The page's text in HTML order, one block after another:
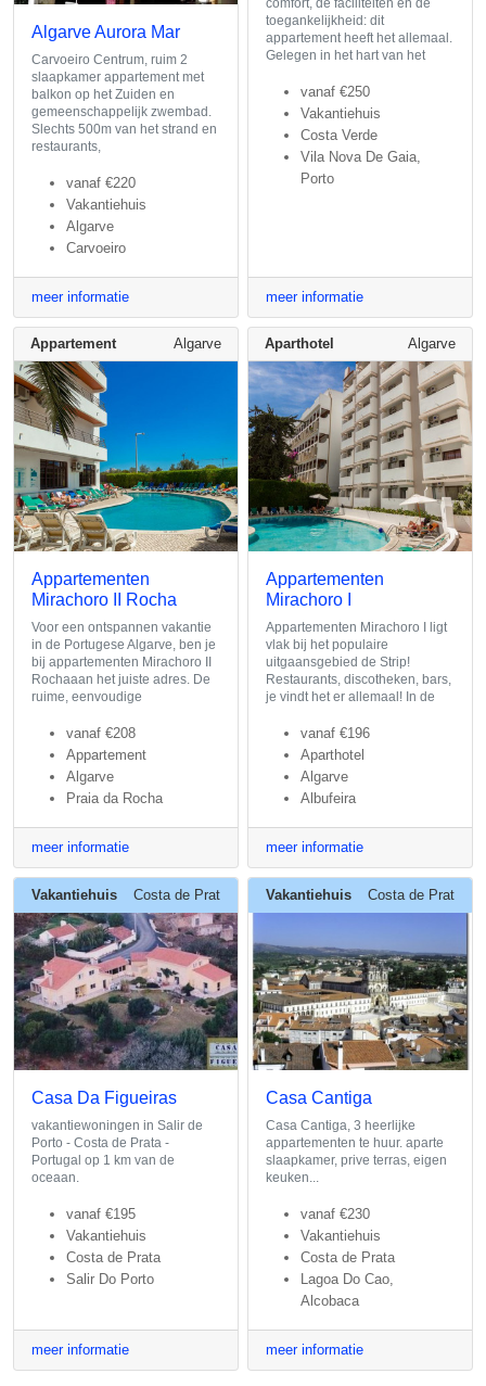
Algarve Aurora Mar
Carvoeiro Centrum, ruim 2
slaapkamer appartement met
balkon op het Zuiden en
gemeenschappelijk zwembad.
Slechts 500m van het strand en
restaurants,
vanaf €220
Vakantiehuis
Algarve
Carvoeiro
meer informatie
comfort, de faciliteiten en de
toegankelijkheid: dit
appartement heeft het allemaal.
Gelegen in het hart van het
vanaf €250
Vakantiehuis
Costa Verde
Vila Nova De Gaia,
Porto
meer informatie
Appartement Algarve
Appartementen
Mirachoro II Rocha
Voor een ontspannen vakantie
in de Portugese Algarve, ben je
bij appartementen Mirachoro II
Rochaaan het juiste adres. De
ruime, eenvoudige
vanaf €208
Appartement
Algarve
Praia da Rocha
meer informatie
Aparthotel Algarve
Appartementen
Mirachoro I
Appartementen Mirachoro I ligt
vlak bij het populaire
uitgaansgebied de Strip!
Restaurants, discotheken, bars,
je vindt het er allemaal! In de
vanaf €196
Aparthotel
Algarve
Albufeira
meer informatie
Vakantiehuis Costa de Prata
Casa Da Figueiras
vakantiewoningen in Salir de
Porto - Costa de Prata -
Portugal op 1 km van de
oceaan.
vanaf €195
Vakantiehuis
Costa de Prata
Salir Do Porto
meer informatie
Vakantiehuis Costa de Prata
Casa Cantiga
Casa Cantiga, 3 heerlijke
appartementen te huur. aparte
slaapkamer, prive terras, eigen
keuken...
vanaf €230
Vakantiehuis
Costa de Prata
Lagoa Do Cao,
Alcobaca
meer informatie